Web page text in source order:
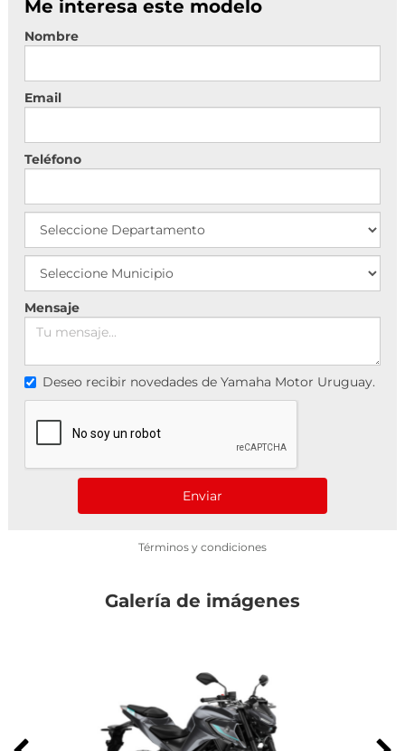
Me interesa este modelo
Nombre
Email
Teléfono
Mensaje
Deseo recibir novedades de Yamaha Motor Uruguay.
Enviar
Términos y condiciones
Galería de imágenes